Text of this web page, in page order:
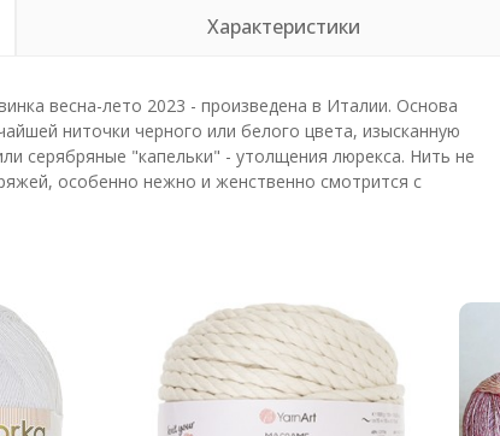
Характеристики
весна-лето 2023 - произведена в Италии. Основа
ниточки черного или белого цвета, изысканную
серябряные "капельки" - утолщения люрекса. Нить не
особенно нежно и женственно смотрится с